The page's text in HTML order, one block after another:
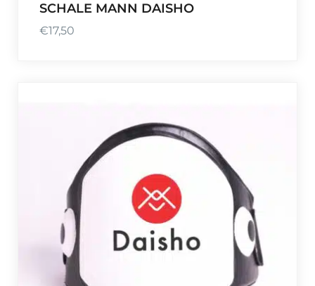
SCHALE MANN DAISHO
€17,50